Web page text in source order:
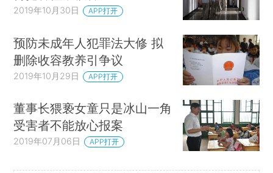
2019年10月30日 APP打开
预防未成年人犯罪法大修 拟
删除收容教养引争议
2019年10月29日 APP打开
董事长猥亵女童只是冰山一角
受害者不能放心报案
2019年07月06日 APP打开